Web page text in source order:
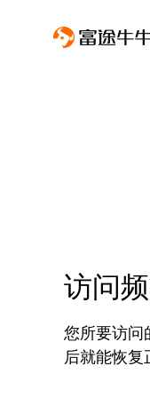
访问
您所要访问
后就能恢复